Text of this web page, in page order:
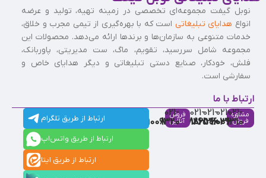
نوبل گیفت مجموعه‌ای تخصصی در زمینه تهیه، تولید و عرضه
انواع هدایای تبلیغاتی است که با بهره‌گیری از تیمی مجرب و خلاق،
خدمات متنوعی به سازمان‌ها و برندها ارائه می‌دهد. محصولات این
مجموعه شامل سررسید، تقویم، ماگ، ست مدیریتی، پاوربانک،
فلش، خودکار، صنایع دستی تبلیغاتی و دیگر هدایای خاص و
سفارشی است.
ارتباط با ما
مشاوره
فروش
021-
91009310
021-
86126036
021-
86126506
021-
88537803
فروش
آنلاین
021-
91009320
ارتباط از طریق تلگرام
ارتباط از طریق واتس‌اپ
ارتباط از طریق ایتا